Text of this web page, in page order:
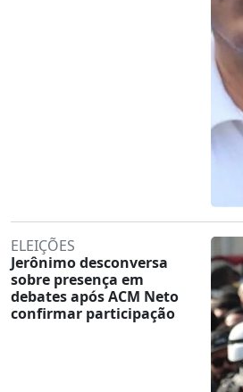
ELEIÇÕES
Jerônimo desconversa
sobre presença em
debates após ACM Neto
confirmar participação